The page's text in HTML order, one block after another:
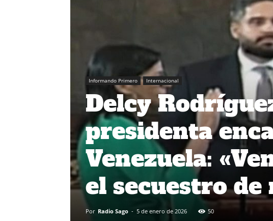
Informando Primero Internacional
Delcy
presidenta
Venezuela:
el secuestro de
Por Radio Sago - 5 de enero de 2026 50